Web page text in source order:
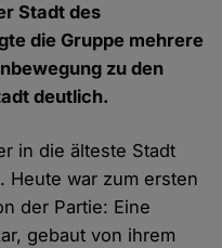
Stadt des
die Gruppe mehrere
zu den
deutlich.
in die älteste Stadt
Heute war zum ersten
der Partie: Eine
gebaut von ihrem